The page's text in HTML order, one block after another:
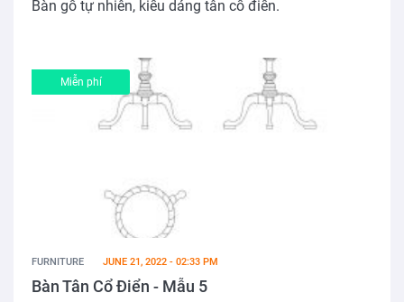
Bàn gỗ tự nhiên, kiểu dáng tân cổ điển.
Miễn phí
FURNITURE JUNE 21, 2022 - 02:33 PM
Bàn Tân Cổ Điển - Mẫu 5